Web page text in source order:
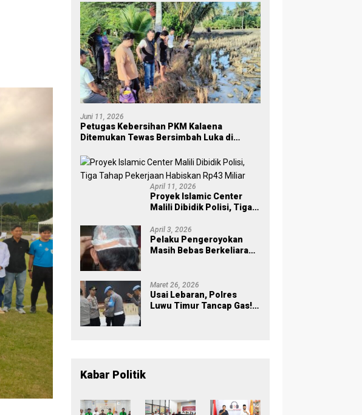
Juni 11, 2026
Petugas Kebersihan PKM Kalaena
Ditemukan Tewas Bersimbah Luka di
April 11, 2026
Proyek Islamic Center
Malili Dibidik Polisi, Tiga
Habiskan Rp43 Miliar
April 3, 2026
Pelaku Pengeroyokan
Masih Bebas Berkeliaran,
Mandek
Maret 26, 2026
Usai Lebaran, Polres
Luwu Timur Tancap Gas!
Kabar Politik